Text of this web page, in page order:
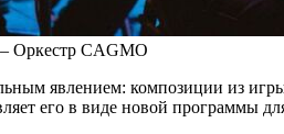
Оркестр CAGMO
явлением: композиции из
его в виде новой программы